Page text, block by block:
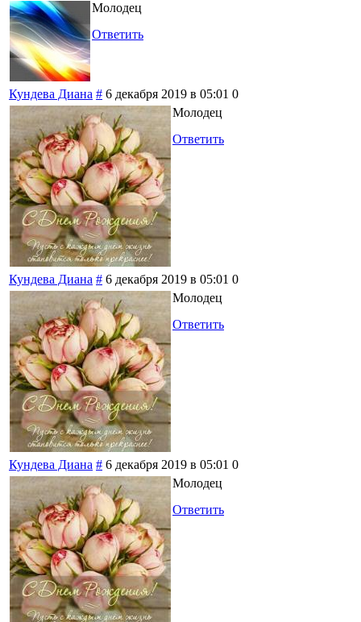
Молодец
Ответить
Кундева Диана # 6 декабря 2019 в 05:01 0
Молодец
Ответить
Кундева Диана # 6 декабря 2019 в 05:01 0
Молодец
Ответить
Кундева Диана # 6 декабря 2019 в 05:01 0
Молодец
Ответить